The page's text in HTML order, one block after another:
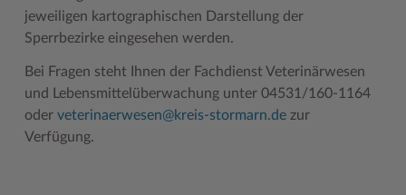
jeweiligen kartographischen Darstellung der
Sperrbezirke eingesehen werden.
Bei Fragen steht Ihnen der Fachdienst Veterinärwesen
und Lebensmittelüberwachung unter 04531/160-1164
oder veterinaerwesen@kreis-stormarn.dezur
Verfügung.